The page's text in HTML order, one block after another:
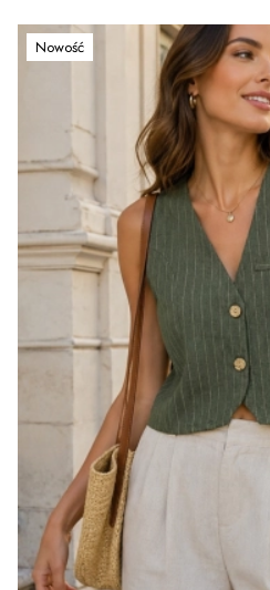
Nowość